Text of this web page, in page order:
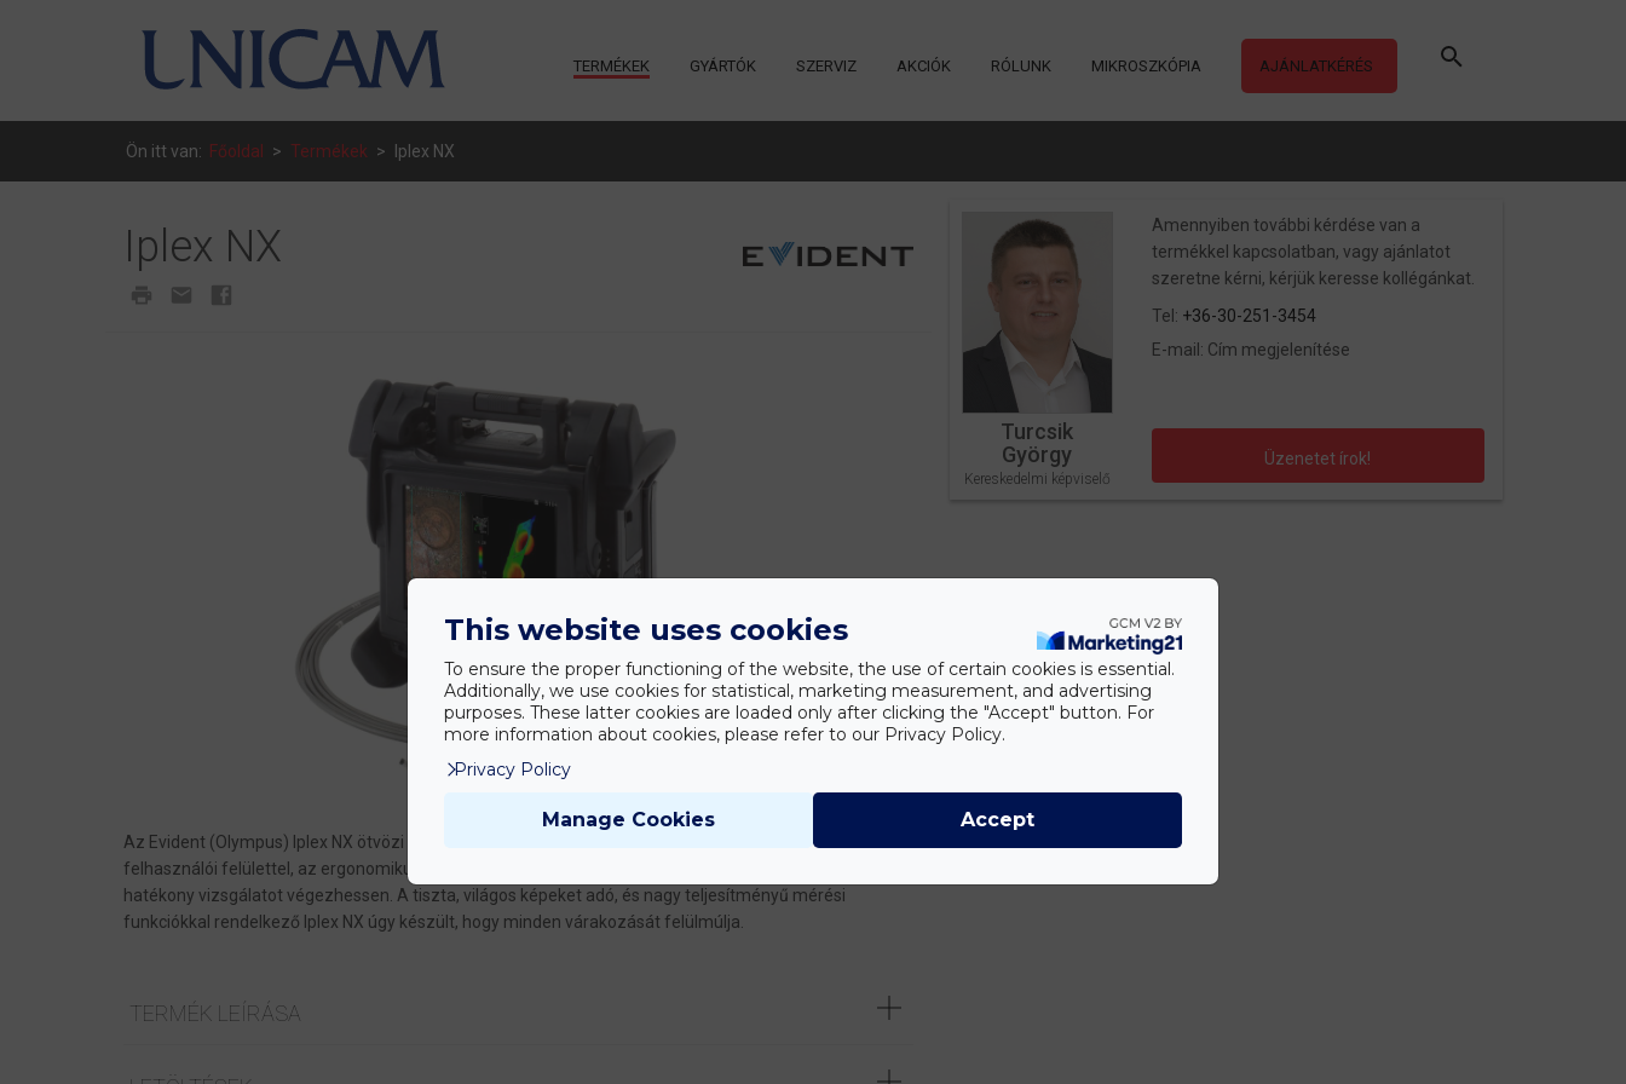
TERMÉKEK GYÁRTÓK SZERVIZ AKCIÓK RÓLUNK MIKROSZKÓPIA AJÁNLATKÉRÉS
Ön itt van: Főoldal > Termékek > Iplex NX
Iplex NX
Az Evident (Olympus) Iplex NX ötvözi a videoendoszkópban elérhető kiváló képminőséget az intuitív
felhasználói felülettel, az ergonomikus kialakítással és a tartóssággal, hogy bármilyen környezeteben
hatékony vizsgálatot végezhessen. A tiszta, világos képeket adó, és nagy teljesítményű mérési
funkciókkal rendelkező Iplex NX úgy készült, hogy minden várakozását felülmúlja.
TERMÉK LEÍRÁSA
Turcsik
György
Kereskedelmi képviselő
Amennyiben további kérdése van a
termékkel kapcsolatban, vagy ajánlatot
szeretne kérni, kérjük keresse kollégánkat.
Tel: +36-30-251-3454
E-mail: Cím megjelenítése
Üzenetet írok!
This website uses cookies
To ensure the proper functioning of the website, the use of certain cookies is essential.
Additionally, we use cookies for statistical, marketing measurement, and advertising
purposes. These latter cookies are loaded only after clicking the "Accept" button. For
more information about cookies, please refer to our Privacy Policy.
Privacy Policy
Manage Cookies Accept